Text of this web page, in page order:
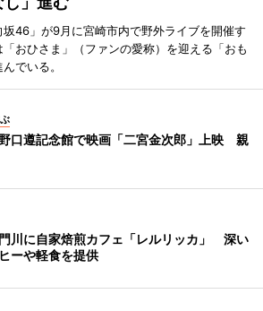
46」が9月に宮崎市内で野外ライブを開催す
おひさま」（ファンの愛称）を迎える「おも
でいる。
口遵記念館で映画「二宮金次郎」上映 親
川に自家焙煎カフェ「レルリッカ」 深い
ーや軽食を提供